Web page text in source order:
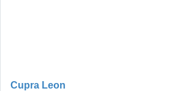
Cupra Leon